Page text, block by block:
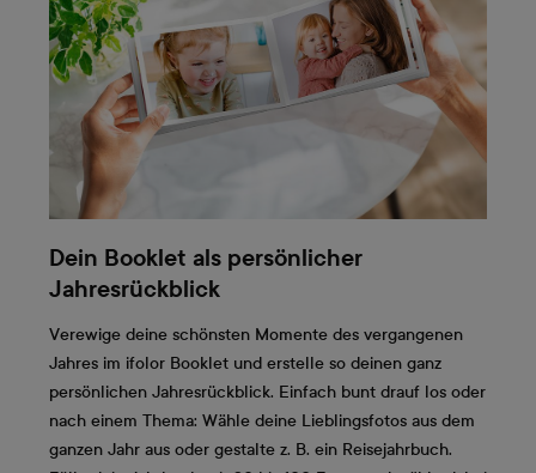
Dein Booklet als persönlicher
Jahresrückblick
Verewige deine schönsten Momente des vergangenen
Jahres im ifolor Booklet und erstelle so deinen ganz
persönlichen Jahresrückblick. Einfach bunt drauf los oder
nach einem Thema: Wähle deine Lieblingsfotos aus dem
ganzen Jahr aus oder gestalte z. B. ein Reisejahrbuch.